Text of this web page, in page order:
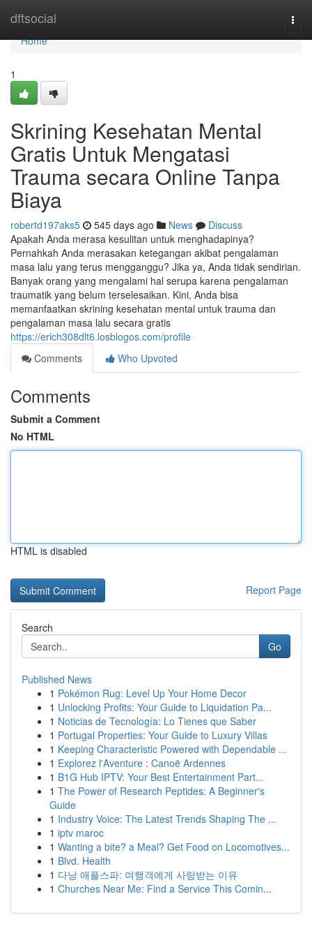
dftsocial
Home
Home
1
Skrining Kesehatan Mental
Gratis Untuk Mengatasi
Trauma secara Online Tanpa
Biaya
robertd197aks5 545 days ago News
Discuss
Apakah Anda merasa kesulitan untuk menghadapinya?
Pernahkah Anda merasakan ketegangan akibat pengalaman
masa lalu yang terus mengganggu? Jika ya, Anda tidak sendirian.
Banyak orang yang mengalami hal serupa karena pengalaman
traumatik yang belum terselesaikan. Kini, Anda bisa
memanfaatkan skrining kesehatan mental untuk trauma dan
pengalaman masa lalu secara gratis
https://erich308dlt6.losblogos.com/profile
Comments
Who Upvoted
Comments
Submit a Comment
No HTML
HTML is disabled
Report Page
Search
Go
Published News
1 Pokémon Rug: Level Up Your Home Decor
1 Unlocking Profits: Your Guide to Liquidation Pa...
1 Noticias de Tecnología: Lo Tienes que Saber
1 Portugal Properties: Your Guide to Luxury Villas
1 Keeping Characteristic Powered with Dependable ...
1 Explorez l'Aventure : Canoë Ardennes
1 B1G Hub IPTV: Your Best Entertainment Part...
1 The Power of Research Peptides: A Beginner's
Guide
1 Industry Voice: The Latest Trends Shaping The ...
1 iptv maroc
1 Wanting a bite? a Meal? Get Food on Locomotives...
1 Blvd. Health
1 다낭 애플스파: 여행객에게 사랑받는 이유
1 Churches Near Me: Find a Service This Comin...